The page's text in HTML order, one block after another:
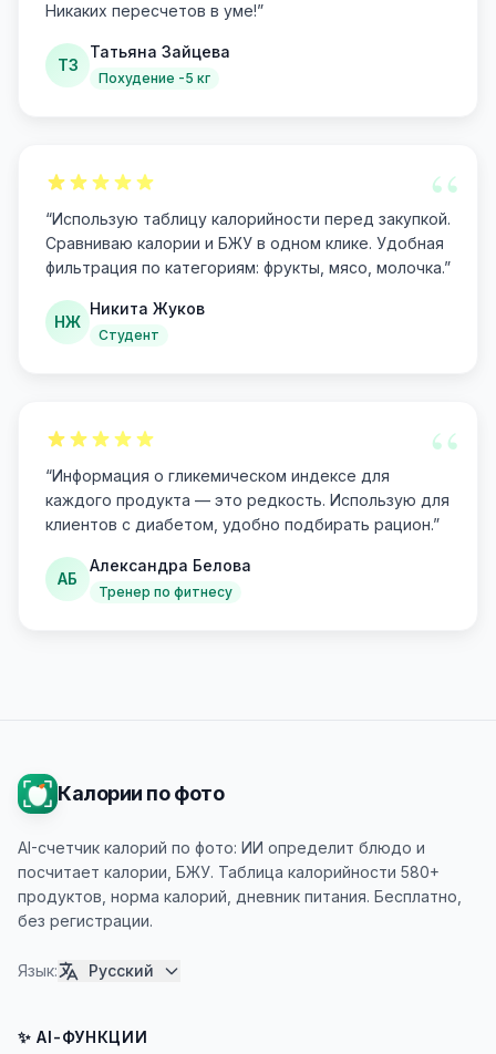
Никаких пересчетов в уме!”
ТЗ
Татьяна Зайцева
Похудение -5 кг
“
“Использую таблицу калорийности перед закупкой.
Сравниваю калории и БЖУ в одном клике. Удобная
фильтрация по категориям: фрукты, мясо, молочка.”
НЖ
Никита Жуков
Студент
“
“Информация о гликемическом индексе для
каждого продукта — это редкость. Использую для
клиентов с диабетом, удобно подбирать рацион.”
АБ
Александра Белова
Тренер по фитнесу
Калории по фото
AI-счетчик калорий по фото: ИИ определит блюдо и
посчитает калории, БЖУ. Таблица калорийности 580+
продуктов, норма калорий, дневник питания. Бесплатно,
без регистрации.
Язык: Русский
✨ AI-ФУНКЦИИ